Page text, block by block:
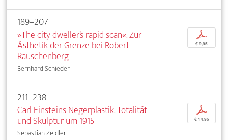
189–207
»The city dweller’s rapid scan«. Zur
Ästhetik der Grenze bei Robert
Rauschenberg
Bernhard Schieder
p
€ 9,95
211–238
Carl Einsteins Negerplastik. Totalität
und Skulptur um 1915
Sebastian Zeidler
p
€ 14,95